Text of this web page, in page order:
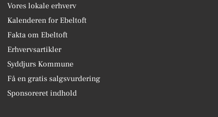
Vores lokale erhverv
Kalenderen for Ebeltoft
Fakta om Ebeltoft
Erhvervsartikler
Syddjurs Kommune
Få en gratis salgsvurdering
Sponsoreret indhold